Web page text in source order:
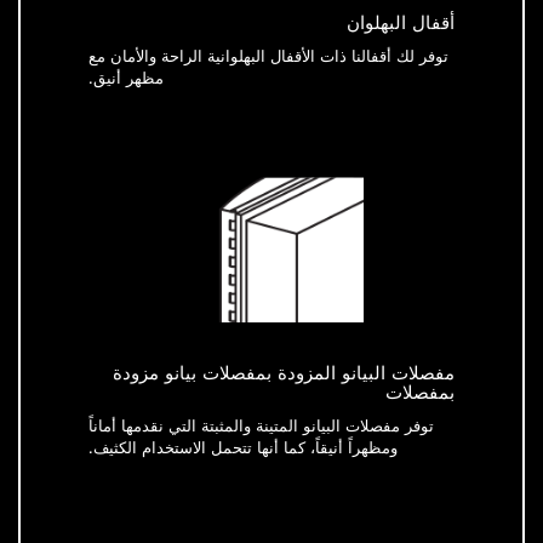
أقفال البهلوان
توفر لك أقفالنا ذات الأقفال البهلوانية الراحة والأمان مع
مظهر أنيق.
مفصلات البيانو المزودة بمفصلات بيانو مزودة
بمفصلات
توفر مفصلات البيانو المتينة والمثبتة التي نقدمها أماناً
ومظهراً أنيقاً، كما أنها تتحمل الاستخدام الكثيف.